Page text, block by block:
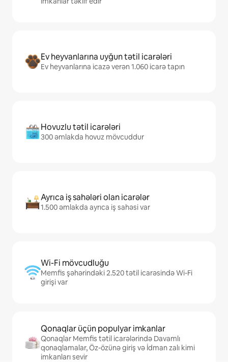
Ev heyvanlarına uyğun tətil icarələri
Ev heyvanlarına icazə verən 1.060 icarə tapın
Hovuzlu tətil icarələri
300 əmlakda hovuz mövcuddur
Ayrıca iş sahələri olan icarələr
1.500 əmlakda ayrıca iş sahəsi var
Wi-Fi mövcudluğu
Memfis şəhərindəki 2.520 tətil icarəsində Wi-Fi
girişi var
Qonaqlar üçün populyar imkanlar
Qonaqlar Memfis tətil icarələrində Davamlı
qonaqlamalar, Öz-özünə giriş və İdman zalı kimi
imkanları sevir